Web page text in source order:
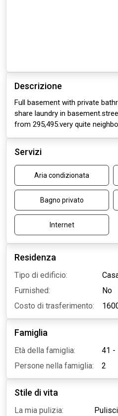
Descrizione
Full basement with private
share laundry in
from 295,495.very quite
Servizi
Aria condizionata
Bagno privato
Internet
Residenza
Tipo di edificio:
Furnished:
No
Costo di trasferimento:
Famiglia
Età della famiglia:
41 -
Persone nella famiglia:
2
Stile di vita
La mia pulizia:
Pulisci